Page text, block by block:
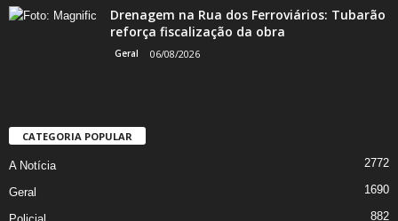
Drenagem na Rua dos Ferroviários: Tubarão
reforça fiscalização da obra
Geral 06/08/2026
CATEGORIA POPULAR
A Notícia 2772
Geral 1690
882